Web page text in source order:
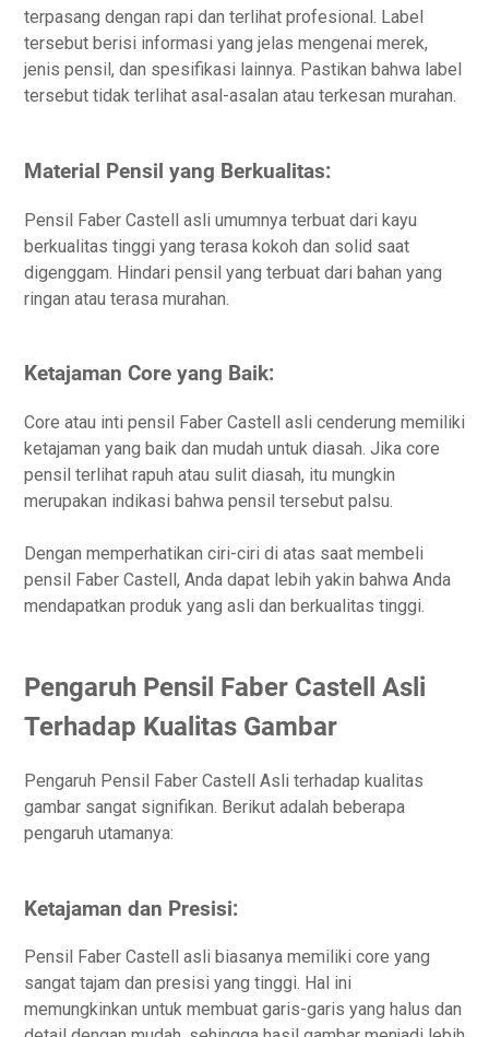
terpasang dengan rapi dan terlihat profesional. Label
tersebut berisi informasi yang jelas mengenai merek,
jenis pensil, dan spesifikasi lainnya. Pastikan bahwa label
tersebut tidak terlihat asal-asalan atau terkesan murahan.
Material Pensil yang Berkualitas:
Pensil Faber Castell asli umumnya terbuat dari kayu
berkualitas tinggi yang terasa kokoh dan solid saat
digenggam. Hindari pensil yang terbuat dari bahan yang
ringan atau terasa murahan.
Ketajaman Core yang Baik:
Core atau inti pensil Faber Castell asli cenderung memiliki
ketajaman yang baik dan mudah untuk diasah. Jika core
pensil terlihat rapuh atau sulit diasah, itu mungkin
merupakan indikasi bahwa pensil tersebut palsu.
Dengan memperhatikan ciri-ciri di atas saat membeli
pensil Faber Castell, Anda dapat lebih yakin bahwa Anda
mendapatkan produk yang asli dan berkualitas tinggi.
Pengaruh Pensil Faber Castell Asli
Terhadap Kualitas Gambar
Pengaruh Pensil Faber Castell Asli terhadap kualitas
gambar sangat signifikan. Berikut adalah beberapa
pengaruh utamanya:
Ketajaman dan Presisi:
Pensil Faber Castell asli biasanya memiliki core yang
sangat tajam dan presisi yang tinggi. Hal ini
memungkinkan untuk membuat garis-garis yang halus dan